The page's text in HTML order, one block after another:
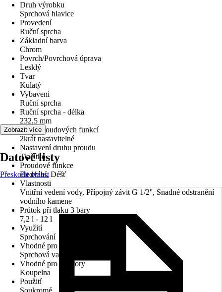
Druh výrobku
Sprchová hlavice
Provedení
Ruční sprcha
Základní barva
Chrom
Povrch/Povrchová úprava
Lesklý
Tvar
Kulatý
Vybavení
Ruční sprcha
Ruční sprcha - délka
232,5 mm
Počet proudových funkcí
2krát nastavitelné
Nastavení druhu proudu
Tlačítko
Proudové funkce
Hedvábí, Déšť
Vlastnosti
Vnitřní vedení vody, Přípojný závit G 1/2'', Snadné odstranění
vodního kamene
Průtok při tlaku 3 bary
7,2 l - 12 l
Využití
Sprchování
Vhodné pro
Sprchová vanička, Vana
Vhodné pro prostory
Koupelna
Použití
Soukromé
Zobrazit více
Datové listy
Přeskočit oblast